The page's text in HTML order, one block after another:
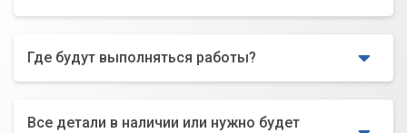
Где будут выполняться работы?
Все детали в наличии или нужно будет